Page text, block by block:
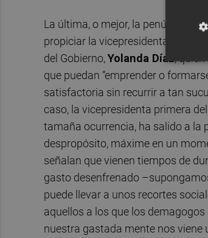
La última, o mejor, la penúltima
propiciar la vicepresidenta
del Gobierno,Yolanda Díaz,
que puedan “emprender o
satisfactoria sin recurrir a tan
caso, la vicepresidenta primera
tamaña ocurrencia, ha salido a la
despropósito, máxime en un
señalan que vienen tiempos de
gasto desenfrenado
puede llevar a unos recortes
aquellos a los que los
nuestra gastada mente nos viene